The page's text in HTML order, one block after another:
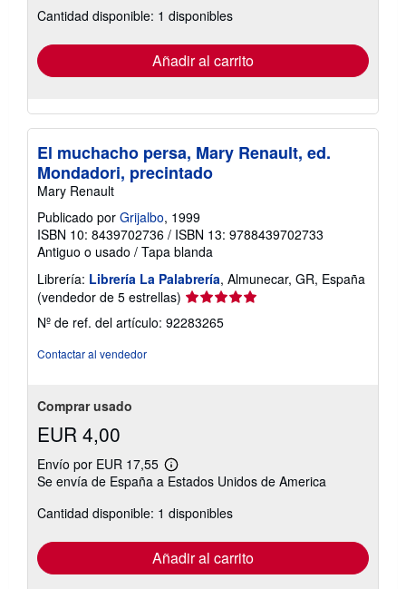
las
tarifas
envío
Cantidad disponible: 1 disponibles
Añadir al carrito
El muchacho persa, Mary Renault, ed.
Mondadori, precintado
Mary Renault
Publicado por Grijalbo, 1999
ISBN 10: 8439702736 / ISBN 13: 9788439702733
Antiguo o usado / Tapa blanda
Librería: Librería La Palabrería, Almunecar, GR, España
(vendedor de 5 estrellas) Calificación
vendedor:
Nº de ref. del artículo: 92283265
Contactar al vendedor
Comprar usado
EUR 4,00
Envío por EUR 17,55
Más
información
las
tarifas
envío
Se envía de España a Estados Unidos de America
Cantidad disponible: 1 disponibles
Añadir al carrito